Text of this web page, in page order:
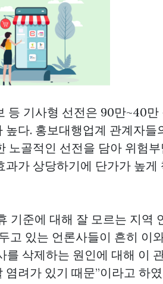
등 기사형 선전은 90만~40만
다. 홍보대행업계 관계자들
노골적인 선전을 담아 위험
가 상당하기에 단가가 높게
기준에 대해 잘 모르는 지역
고 있는 언론사들이 흔히 이
를 삭제하는 원인에 대해 이
려가 있기 때문”이라고 하